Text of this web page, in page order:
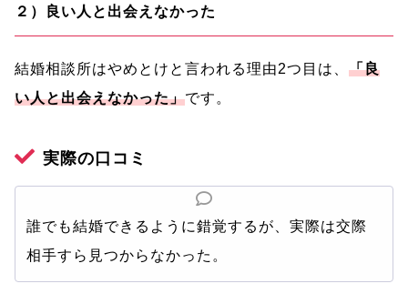
２）良い人と出会えなかった
結婚相談所はやめとけと言われる理由2つ目は、 「良
い人と出会えなかった」です。
実際の口コミ
誰でも結婚できるように錯覚するが、実際は交際
相手すら見つからなかった。